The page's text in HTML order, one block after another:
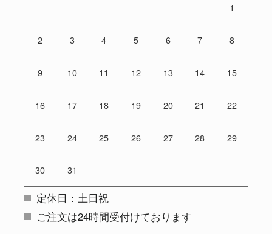
1
2 3 4 5 6 7 8
9 10 11 12 13 14 15
16 17 18 19 20 21 22
23 24 25 26 27 28 29
30 31
定休日：土日祝
ご注文は24時間受付けております